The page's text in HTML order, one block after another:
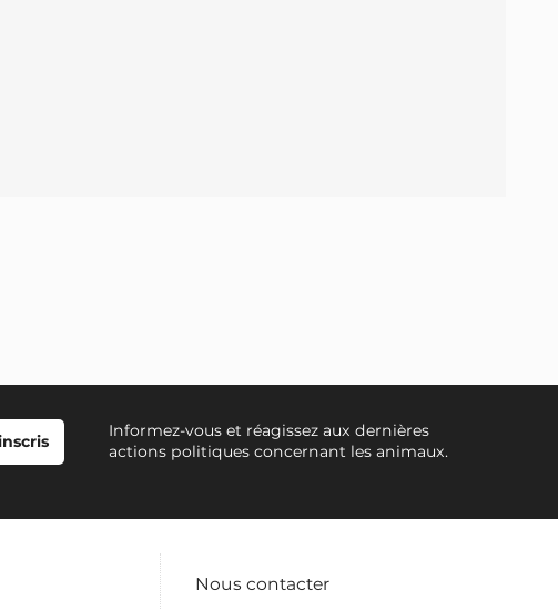
Informez-vous et réagissez aux dernières
actions politiques concernant les animaux.
Nous contacter